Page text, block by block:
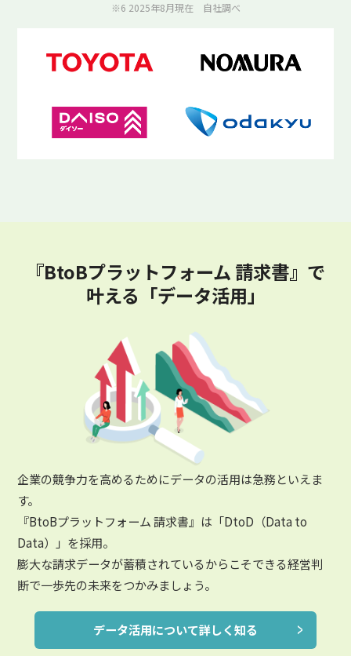
※6 2025年8月現在 自社調べ
『BtoBプラットフォーム 請求書』で
叶える「データ活用」
企業の競争力を高めるためにデータの活用は急務といえま
す。
『BtoBプラットフォーム 請求書』は「DtoD（Data to
Data）」を採用。
膨大な請求データが蓄積されているからこそできる経営判
断で一歩先の未来をつかみましょう。
データ活用について詳しく知る